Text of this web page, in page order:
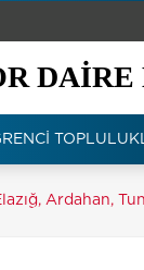
Ardahan,